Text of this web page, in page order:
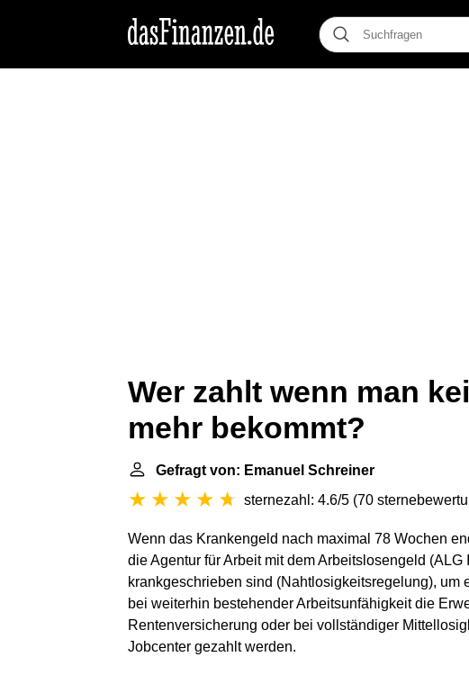
Wer zahlt wenn man
mehr bekommt?
Gefragt von: Emanuel Schreiner
sternezahl: 4.6/5 (70
Wenn das Krankengeld nach maximal 78 Wochen
die Agentur für Arbeit mit dem Arbeitslosengeld
krankgeschrieben sind (Nahtlosigkeitsregelung), um
bei weiterhin bestehender Arbeitsunfähigkeit die
Rentenversicherung oder bei vollständiger
Jobcenter gezahlt werden.